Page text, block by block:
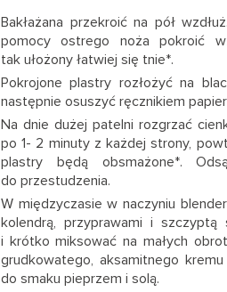
Bakłażana przekroić na pół
pomocy ostrego noża pokroić
tak ułożony łatwiej się tnie*.
Pokrojone plastry rozłożyć na
następnie osuszyć ręcznikiem
Na dnie dużej patelni rozgrzać
po 1- 2 minuty z każdej strony,
plastry będą obsmażone*.
do przestudzenia.
W międzyczasie w naczyniu
kolendrą, przyprawami i
i krótko miksować na małych
grudkowatego, aksamitnego
do smaku pieprzem i solą.